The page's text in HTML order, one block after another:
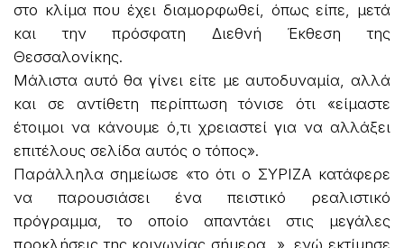
στο κλίμα που έχει διαμορφωθεί, όπως είπε, μετά
και την πρόσφατη Διεθνή Έκθεση της
Θεσσαλονίκης.
Μάλιστα αυτό θα γίνει είτε με αυτοδυναμία, αλλά
και σε αντίθετη περίπτωση τόνισε ότι «είμαστε
έτοιμοι να κάνουμε ό,τι χρειαστεί για να αλλάξει
επιτέλους σελίδα αυτός ο τόπος».
Παράλληλα σημείωσε «το ότι ο ΣΥΡΙΖΑ κατάφερε
να παρουσιάσει ένα πειστικό ρεαλιστικό
πρόγραμμα, το οποίο απαντάει στις μεγάλες